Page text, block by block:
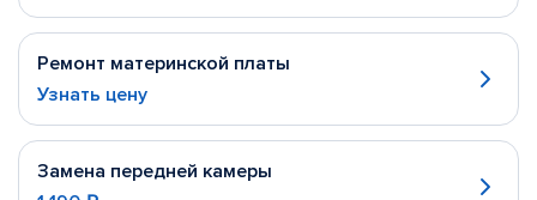
Ремонт материнской платы
Узнать цену
Замена передней камеры